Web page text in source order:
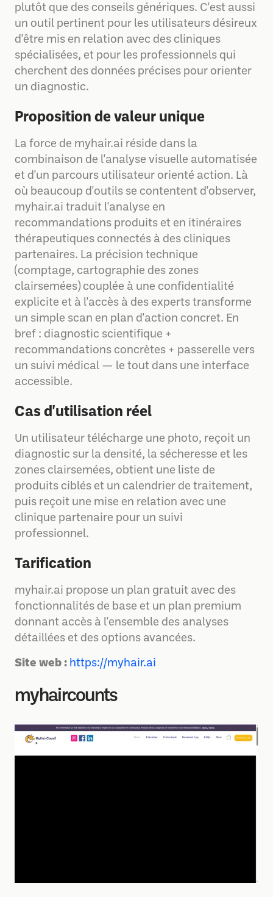
plutôt que des conseils génériques. C'est aussi
un outil pertinent pour les utilisateurs désireux
d'être mis en relation avec des cliniques
spécialisées, et pour les professionnels qui
cherchent des données précises pour orienter
un diagnostic.
Proposition de valeur unique
La force de myhair.ai réside dans la
combinaison de l'analyse visuelle automatisée
et d'un parcours utilisateur orienté action. Là
où beaucoup d'outils se contentent d'observer,
myhair.ai traduit l'analyse en
recommandations produits et en itinéraires
thérapeutiques connectés à des cliniques
partenaires. La précision technique
(comptage, cartographie des zones
clairsemées) couplée à une confidentialité
explicite et à l'accès à des experts transforme
un simple scan en plan d'action concret. En
bref : diagnostic scientifique +
recommandations concrètes + passerelle vers
un suivi médical — le tout dans une interface
accessible.
Cas d'utilisation réel
Un utilisateur télécharge une photo, reçoit un
diagnostic sur la densité, la sécheresse et les
zones clairsemées, obtient une liste de
produits ciblés et un calendrier de traitement,
puis reçoit une mise en relation avec une
clinique partenaire pour un suivi
professionnel.
Tarification
myhair.ai propose un plan gratuit avec des
fonctionnalités de base et un plan premium
donnant accès à l'ensemble des analyses
détaillées et des options avancées.
Site web : https://myhair.ai
myhaircounts